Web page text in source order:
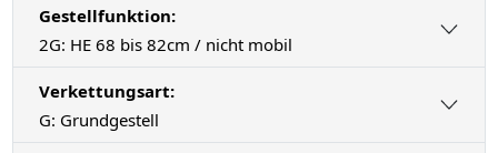
Gestellfunktion:
2G: HE 68 bis 82cm / nicht mobil
Verkettungsart:
G: Grundgestell